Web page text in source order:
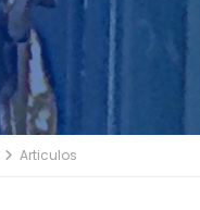
Articulos